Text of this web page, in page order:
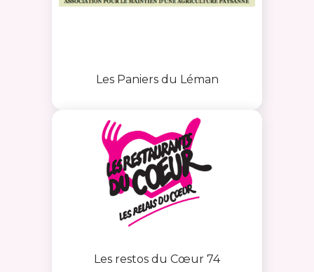
Les Paniers du Léman
Les restos du Cœur 74